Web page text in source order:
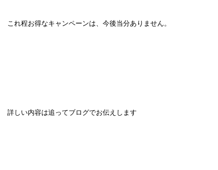
これ程お得なキャンペーンは、今後当分ありません。
詳しい内容は追ってブログでお伝えします